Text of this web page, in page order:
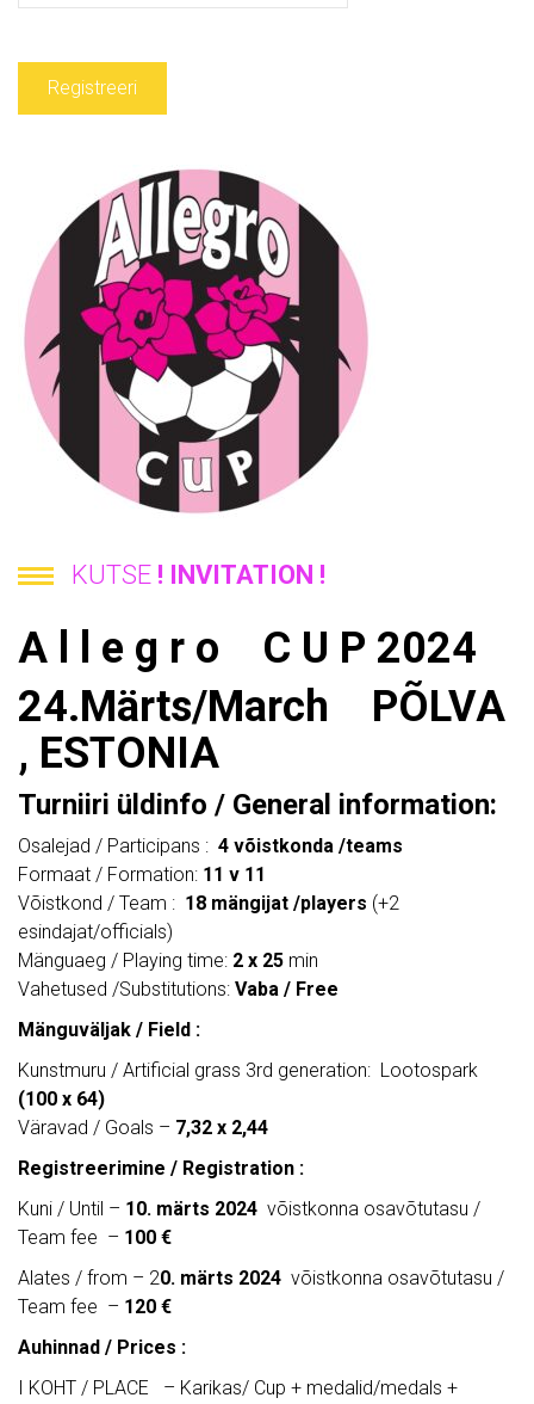
KUTSE ! INVITATION !
A l l e g r o C U P 2024
24.Märts/March PÕLVA
, ESTONIA
Turniiri üldinfo / General information:
Osalejad / Participans : 4 võistkonda /teams
Formaat / Formation: 11 v 11
Võistkond / Team : 18 mängijat /players (+2
esindajat/officials)
Mänguaeg / Playing time: 2 x 25 min
Vahetused /Substitutions: Vaba / Free
Mänguväljak / Field :
Kunstmuru / Artificial grass 3rd generation: Lootospark
(100 x 64)
Väravad / Goals – 7,32 x 2,44
Registreerimine / Registration :
Kuni / Until – 10. märts 2024 võistkonna osavõtutasu /
Team fee – 100 €
Alates / from – 20. märts 2024 võistkonna osavõtutasu /
Team fee – 120 €
Auhinnad / Prices :
I KOHT / PLACE – Karikas/ Cup + medalid/medals +